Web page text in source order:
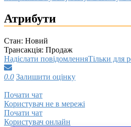
Атрибути
Стан: Новий
Трансакція: Продаж
Надіслати повідомленняТільки для
0.0 Залишити оцінку
Почати чат
Користувач не в мережі
Почати чат
Користувач онлайн